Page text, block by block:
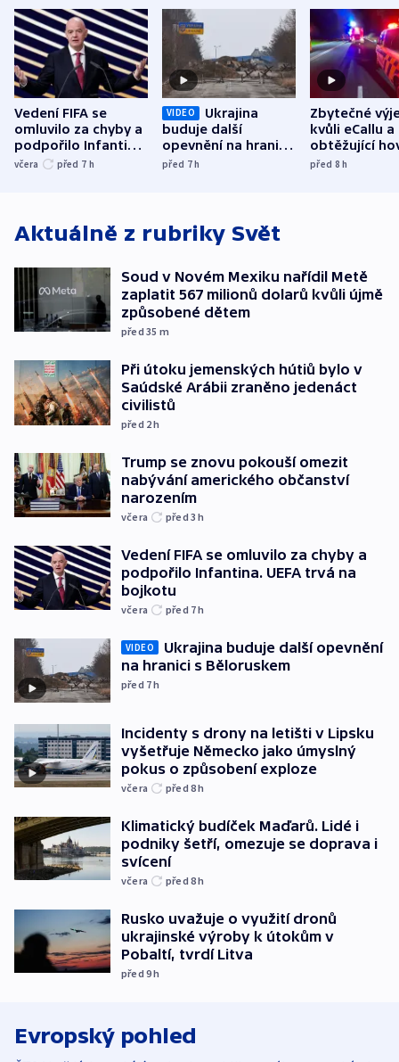
Vedení FIFA se
omluvilo za chyby a
podpořilo Infantina.
UEFA trvá na
včera před 7 h
VIDEO
Ukrajina
buduje další
opevnění na hranici
s Běloruskem
před 7h
Zbytečné
kvůli eCallu a
obtěžující
zdržují
před 8h
Aktuálně z rubriky Svět
Soud v Novém Mexiku nařídil Metě
zaplatit 567 milionů dolarů kvůli újmě
způsobené dětem
před 35 m
Při útoku jemenských hútiů bylo v
Saúdské Arábii zraněno jedenáct
civilistů
před 2h
Trump se znovu pokouší omezit
nabývání amerického občanství
narozením
včera před 3h
Vedení FIFA se omluvilo za chyby a
podpořilo Infantina. UEFA trvá na
bojkotu
včera před 7h
VIDEO
Ukrajina buduje další opevnění
na hranici s Běloruskem
před 7h
Incidenty s drony na letišti v Lipsku
vyšetřuje Německo jako úmyslný
pokus o způsobení exploze
včera před 8h
Klimatický budíček Maďarů. Lidé i
podniky šetří, omezuje se doprava i
svícení
včera před 8h
Rusko uvažuje o využití dronů
ukrajinské výroby k útokům v
Pobaltí, tvrdí Litva
před 9h
Evropský pohled